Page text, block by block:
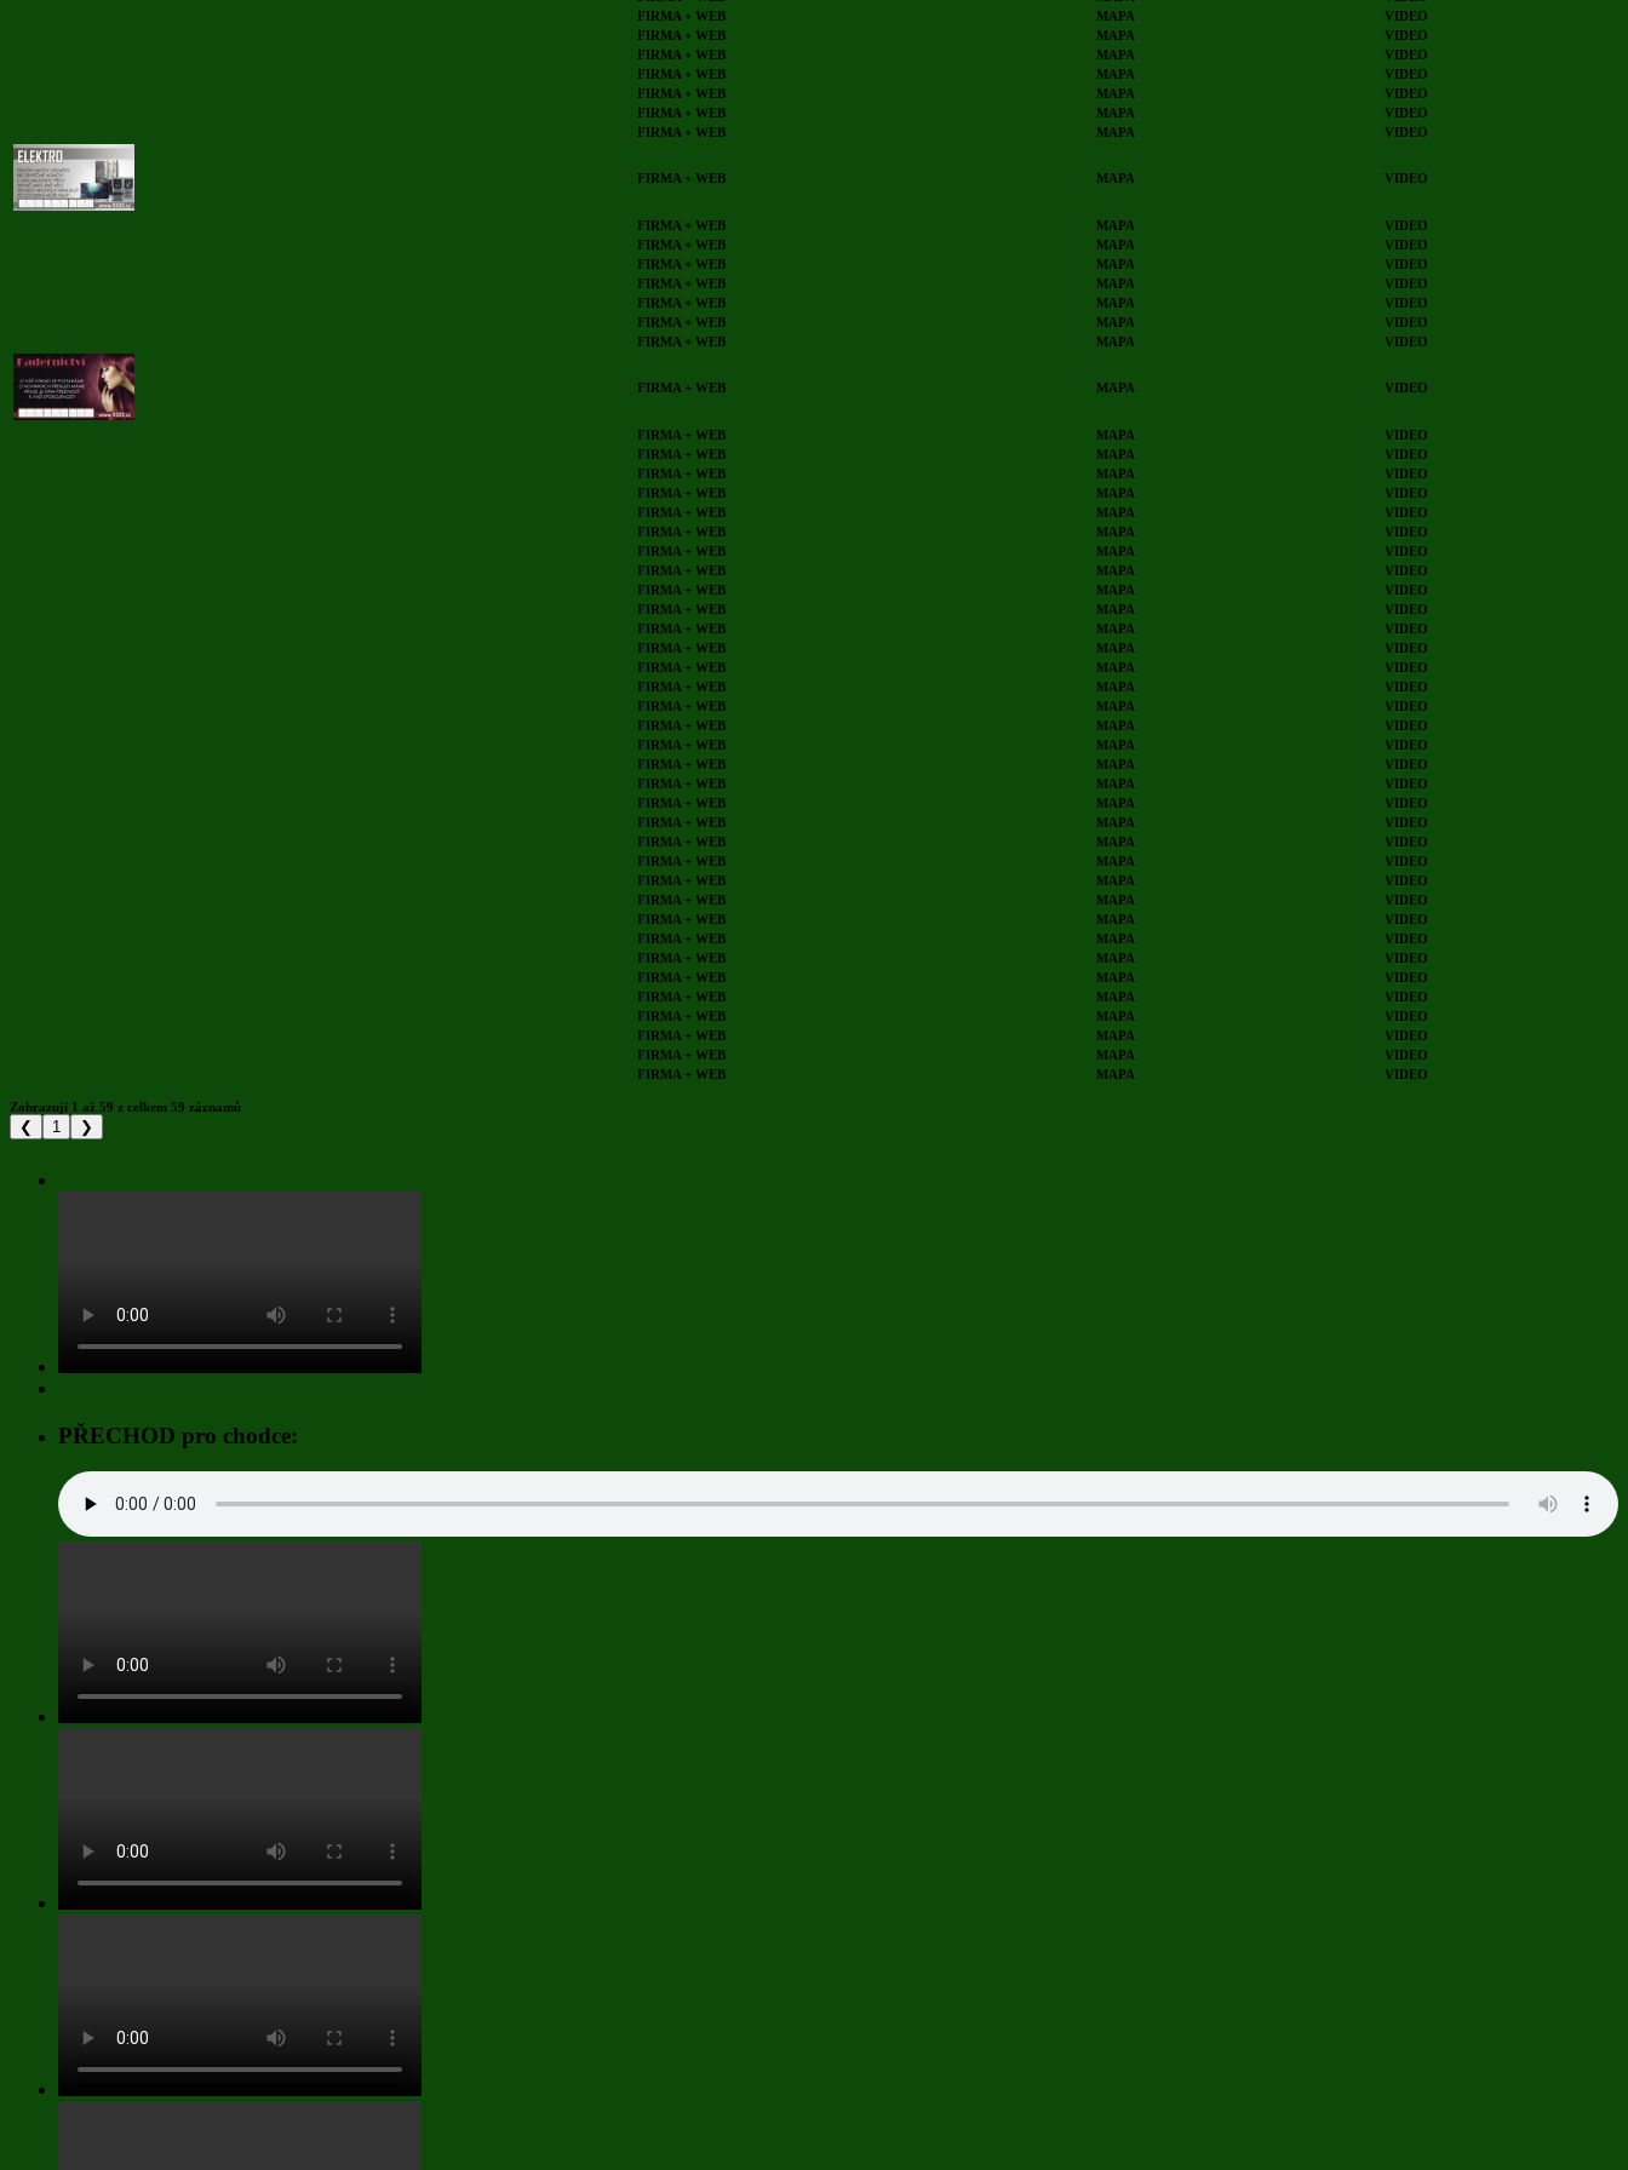
FIRMA + WEB
MAPA
VIDEO
FIRMA + WEB
MAPA
VIDEO
FIRMA + WEB
MAPA
VIDEO
FIRMA + WEB
MAPA
VIDEO
FIRMA + WEB
MAPA
VIDEO
FIRMA + WEB
MAPA
VIDEO
FIRMA + WEB
MAPA VIDEO
FIRMA + WEB MAPA VIDEO
FIRMA + WEB MAPA
VIDEO
FIRMA + WEB
MAPA
VIDEO
FIRMA + WEB
MAPA
VIDEO
FIRMA + WEB
MAPA
VIDEO
FIRMA + WEB
MAPA
VIDEO
FIRMA + WEB
MAPA
VIDEO
FIRMA + WEB
MAPA VIDEO
FIRMA + WEB MAPA VIDEO
FIRMA + WEB MAPA
VIDEO
FIRMA + WEB
MAPA
VIDEO
FIRMA + WEB
MAPA
VIDEO
FIRMA + WEB
MAPA
VIDEO
FIRMA + WEB
MAPA
VIDEO
FIRMA + WEB
MAPA
VIDEO
FIRMA + WEB
MAPA
VIDEO
FIRMA + WEB
MAPA
VIDEO
FIRMA + WEB
MAPA
VIDEO
FIRMA + WEB
MAPA
VIDEO
FIRMA + WEB
MAPA
VIDEO
FIRMA + WEB
MAPA
VIDEO
FIRMA + WEB
MAPA
VIDEO
FIRMA + WEB
MAPA
VIDEO
FIRMA + WEB
MAPA
VIDEO
FIRMA + WEB
MAPA
VIDEO
FIRMA + WEB
MAPA
VIDEO
FIRMA + WEB
MAPA
VIDEO
FIRMA + WEB
MAPA
VIDEO
FIRMA + WEB
MAPA
VIDEO
FIRMA + WEB
MAPA
VIDEO
FIRMA + WEB
MAPA
VIDEO
FIRMA + WEB
MAPA
VIDEO
FIRMA + WEB
MAPA
VIDEO
FIRMA + WEB
MAPA
VIDEO
FIRMA + WEB
MAPA
VIDEO
FIRMA + WEB
MAPA
VIDEO
FIRMA + WEB
MAPA
VIDEO
FIRMA + WEB
MAPA
VIDEO
FIRMA + WEB
MAPA
VIDEO
FIRMA + WEB
MAPA
VIDEO
FIRMA + WEB
MAPA
VIDEO
FIRMA + WEB
MAPA
VIDEO
FIRMA + WEB
MAPA VIDEO
Zobrazuji 1 až 59 z celkem 59 záznamů
❮ 1 ❯
PŘECHOD pro chodce: